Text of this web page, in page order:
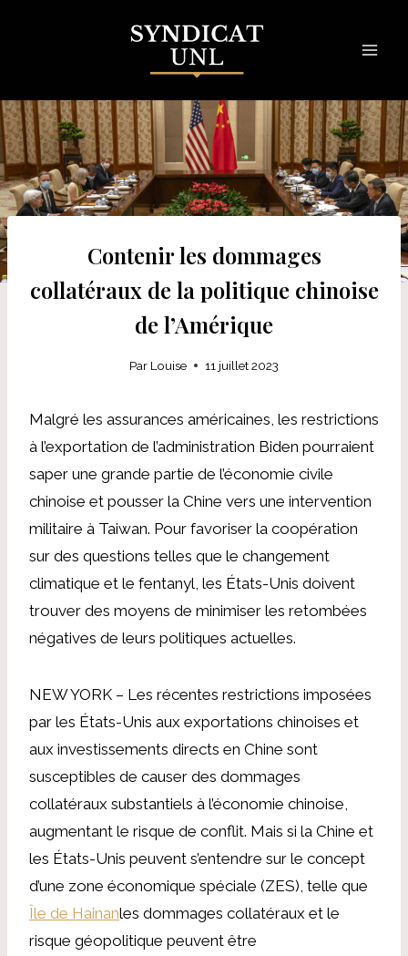
Contenir les dommages
collatéraux de la politique chinoise
de l’Amérique
Par Louise 11 juillet 2023
Malgré les assurances américaines, les restrictions
à l’exportation de l’administration Biden pourraient
saper une grande partie de l’économie civile
chinoise et pousser la Chine vers une intervention
militaire à Taiwan. Pour favoriser la coopération
sur des questions telles que le changement
climatique et le fentanyl, les États-Unis doivent
trouver des moyens de minimiser les retombées
négatives de leurs politiques actuelles.
NEW YORK – Les récentes restrictions imposées
par les États-Unis aux exportations chinoises et
aux investissements directs en Chine sont
susceptibles de causer des dommages
collatéraux substantiels à l’économie chinoise,
augmentant le risque de conflit. Mais si la Chine et
les États-Unis peuvent s’entendre sur le concept
d’une zone économique spéciale (ZES), telle que
Île de Hainanles dommages collatéraux et le
risque géopolitique peuvent être